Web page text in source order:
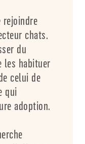
chats.
du
les habituer
celui de
qui
adoption.